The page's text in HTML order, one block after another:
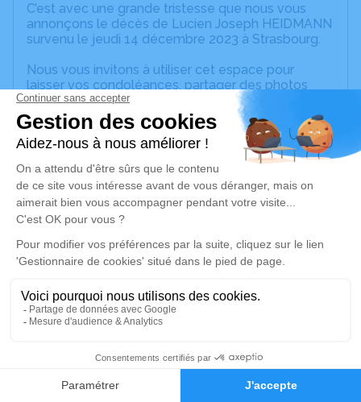
Faire-part Hommages
C’est avec une grande tristesse que nous vous
annonçons le décès de Lucien Joseph HEIDMANN
survenu le jeudi 14 décembre 2023 à Strasbourg.
Nous vous invitons à utiliser cet espace pour
laisser vos condoléances, partager des photos
souvenirs, une anecdote ou exprimer vos pensées
à travers des poèmes ou des textes. Cet endroit
est un lieu d'expression dédié à honorer la
mémoire de Lucien Joseph HEIDMANN.
Un service de plantation d’arbre hommage est
disponible ici.
Cérémonie religieuse
mercredi 20 décembre 2023 à 14h00
Eglise Catholique de Scharrachbergheim-
19 rue Principale
67310 Scharrachbergheim-Irmstett